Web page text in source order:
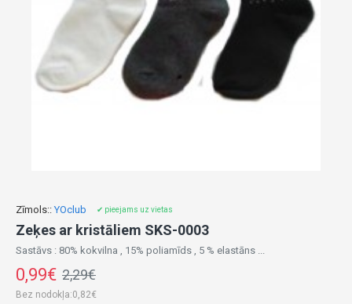
Zīmols:: YOclub ✔ pieejams uz vietas
Zeķes ar kristāliem SKS-0003
Sastāvs : 80% kokvilna , 15% poliamīds , 5 % elastāns ...
0,99€ 2,29€
Bez nodokļa:0,82€